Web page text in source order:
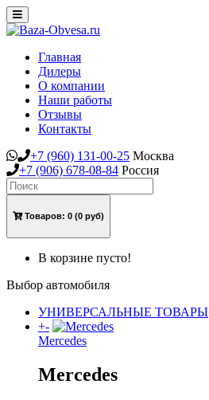
Toggle
navigation
Главная
Дилеры
О компании
Наши работы
Отзывы
Контакты
+7 (960) 131-00-25 Москва
+7 (906) 678-08-84 Россия
Товаров: 0 (0 руб)
В корзине пусто!
Выбор автомобиля
УНИВЕРСАЛЬНЫЕ ТОВАРЫ
+-
Mercedes
Mercedes